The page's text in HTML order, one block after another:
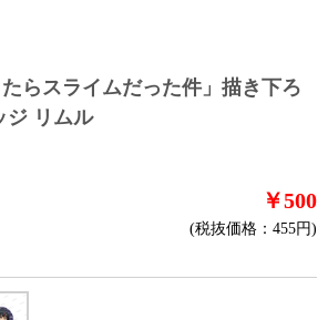
たらスライムだった件」描き下ろ
ジ リムル
￥500
(税抜価格：455円)